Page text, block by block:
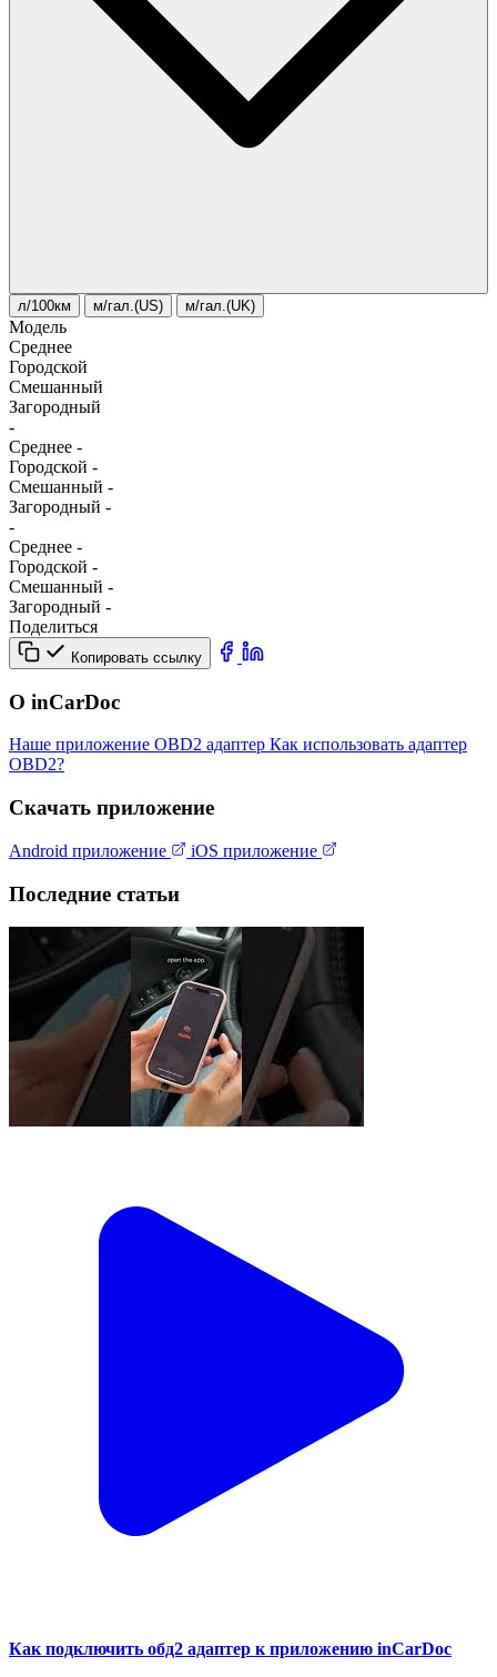
л/100км м/гал.(US) м/гал.(UK)
Модель
Среднее
Городской
Смешанный
Загородный
-
Среднее -
Городской -
Смешанный -
Загородный -
-
Среднее -
Городской -
Смешанный -
Загородный -
Поделиться
Копировать ссылку
О inCarDoc
Наше приложение OBD2 адаптер Как использовать адаптер
OBD2?
Скачать приложение
Android приложение iOS приложение
Последние статьи
Как подключить обд2 адаптер к приложению inCarDoc